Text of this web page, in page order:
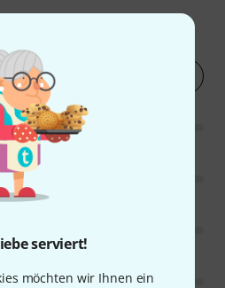
serviert!
möchten wir Ihnen ein